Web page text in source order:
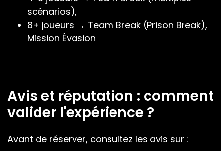
scénarios),
8+ joueurs → Team Break (Prison Break),
Mission Évasion
Avis et réputation : comment
valider l'expérience ?
Avant de réserver, consultez les avis sur :